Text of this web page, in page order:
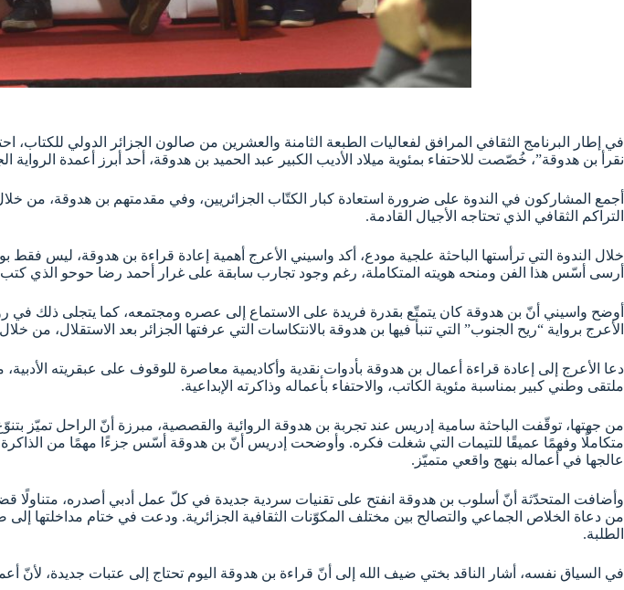
في إطار البرنامج الثقافي المرافق لفعاليات الطبعة الثامنة والعشرين من صالون الجزائر الدولي
نقرأ بن هدوقة”، خُصّصت للاحتفاء بمئوية ميلاد الأديب الكبير عبد الحميد بن هدوقة، أحد أبرز أعمدة الرواية
أجمع المشاركون في الندوة على ضرورة استعادة كبار الكتّاب الجزائريين، وفي مقدمتهم بن هدوقة، من
التراكم الثقافي الذي تحتاجه الأجيال القادمة.
خلال الندوة التي ترأستها الباحثة علجية مودع، أكد واسيني الأعرج أهمية إعادة قراءة بن هدوقة، ليس
أرسى أسّس هذا الفن ومنحه هويته المتكاملة، رغم وجود تجارب سابقة على غرار أحمد رضا حوحو الذي كتب
أوضح واسيني أنّ بن هدوقة كان يتمتّع بقدرة فريدة على الاستماع إلى عصره ومجتمعه، كما يتجلى ذلك في
الأعرج برواية “ريح الجنوب” التي تنبأ فيها بن هدوقة بالانتكاسات التي عرفتها الجزائر بعد الاستقلال، من
دعا الأعرج إلى إعادة قراءة أعمال بن هدوقة بأدوات نقدية وأكاديمية معاصرة للوقوف على عبقريته
ملتقى وطني كبير بمناسبة مئوية الكاتب، والاحتفاء بأعماله وذاكرته الإبداعية.
من جهتها، توقّفت الباحثة سامية إدريس عند تجربة بن هدوقة الروائية والقصصية، مبرزة أنّ الراحل تميّز
متكاملًا وفهمًا عميقًا للتيمات التي شغلت فكره. وأوضحت إدريس أنّ بن هدوقة أسّس جزءًا مهمًا من الذاكرة
عالجها في أعماله بنهج واقعي متميّز.
وأضافت المتحدّثة أنّ أسلوب بن هدوقة انفتح على تقنيات سردية جديدة في كلّ عمل أدبي أصدره، متناولًا
من دعاة الخلاص الجماعي والتصالح بين مختلف المكوّنات الثقافية الجزائرية. ودعت في ختام مداخلتها
الطلبة.
في السياق نفسه، أشار الناقد بختي ضيف الله إلى أنّ قراءة بن هدوقة اليوم تحتاج إلى عتبات جديدة، لأنّ